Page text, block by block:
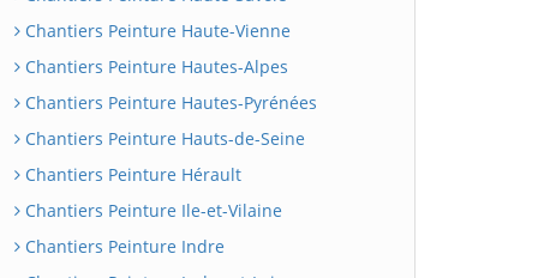
Chantiers Peinture Haute-Vienne
Chantiers Peinture Hautes-Alpes
Chantiers Peinture Hautes-Pyrénées
Chantiers Peinture Hauts-de-Seine
Chantiers Peinture Hérault
Chantiers Peinture Ile-et-Vilaine
Chantiers Peinture Indre